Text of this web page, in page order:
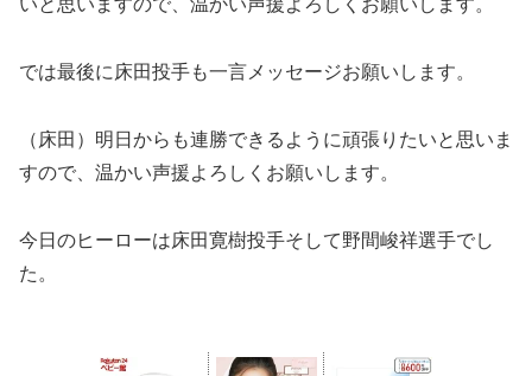
いと思いますので、温かい声援よろしくお願いします。
では最後に床田投手も一言メッセージお願いします。
（床田）明日からも連勝できるように頑張りたいと思いま
すので、温かい声援よろしくお願いします。
今日のヒーローは床田寛樹投手そして野間峻祥選手でし
た。